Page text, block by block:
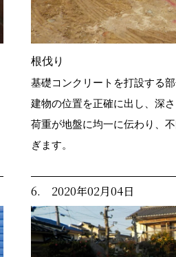
根伐り
基礎コンクリートを打設する
建物の位置を正確に出し、深
荷重が地盤に均一に伝わり、
ぎます。
6. 2020年02月04日